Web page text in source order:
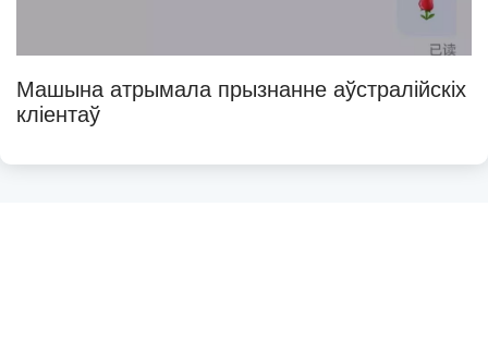
Машына атрымала прызнанне аўстралійскіх
кліентаў